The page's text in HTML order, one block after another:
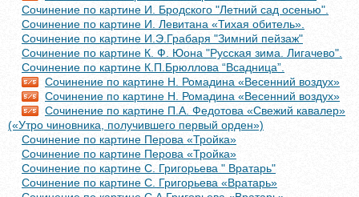
Сочинение по картине И. Бродского "Летний сад осенью".
Сочинение по картине И. Левитана «Тихая обитель».
Сочинение по картине И.Э.Грабаря "Зимний пейзаж"
Сочинение по картине К. Ф. Юона "Русская зима. Лигачево".
Сочинение по картине К.П.Брюллова “Всадница”.
Сочинение по картине Н. Ромадина «Весенний воздух»
Сочинение по картине Н. Ромадина «Весенний воздух»
Сочинение по картине П.А. Федотова «Свежий кавалер»
(«Утро чиновника, получившего первый орден»)
Сочинение по картине Перова «Тройка»
Сочинение по картине Перова «Тройка»
Сочинение по картине С. Григорьева " Вратарь"
Сочинение по картине С. Григорьева «Вратарь»